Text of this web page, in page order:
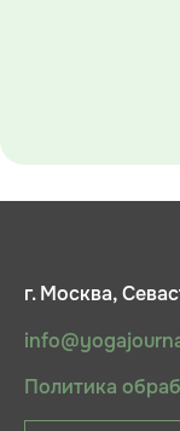
г. Москва,
Политика